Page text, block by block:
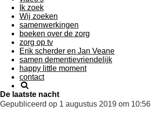
Ik zoek
Wij zoeken
samenwerkingen
boeken over de zorg
zorg op tv
Erik scherder en Jan Veane
samen dementievriendelijk
happy little moment
contact
De laatste nacht
Gepubliceerd op 1 augustus 2019 om 10:56